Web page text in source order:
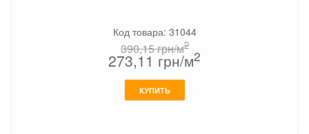
Код товара: 31044
390,15грн/м2
273,11 грн/м2
КУПИТЬ